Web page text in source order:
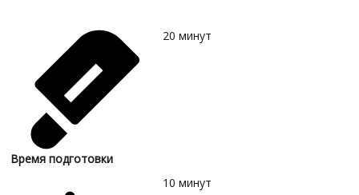
Время подготовки
20 минут
10 минут